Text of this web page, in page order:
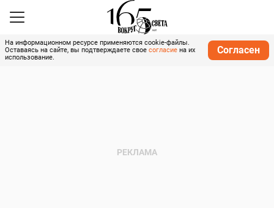
На информационном ресурсе применяются cookie-файлы.
Оставаясь на сайте, вы подтверждаете свое согласие на их
использование.
Согласен